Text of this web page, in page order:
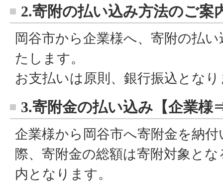
2.寄附の払い込み方法のご
岡谷市から企業様へ、寄附の払
たします。
お支払いは原則、銀行振込とな
3.寄附金の払い込み【企業様
企業様から岡谷市へ寄附金を納
際、寄附金の総額は寄附対象と
内となります。